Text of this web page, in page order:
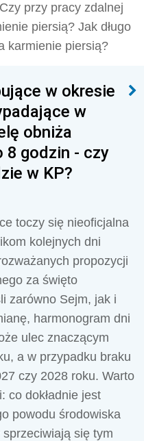
przy pracy zdalnej
piersią? Jak długo
karmienie piersią?
w okresie
w
obniża
8 godzin - czy
w KP?
toczy się nieoficjalna
kolejnych dni
propozycji
za święto
zarówno Sejm, jak i
harmonogram dni
ulec znaczącym
a w przypadku braku
czy 2028 roku. Warto
co dokładnie jest
powodu środowiska
się tym